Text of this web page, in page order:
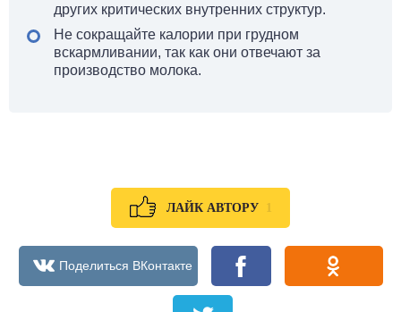
других критических внутренних структур.
Не сокращайте калории при грудном
вскармливании, так как они отвечают за
производство молока.
ЛАЙК АВТОРУ